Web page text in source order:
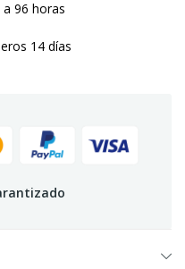
a 96 horas
14 días